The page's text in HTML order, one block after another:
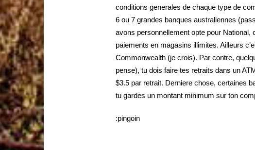
conditions generales de chaque type de
6 ou 7 grandes banques australiennes
avons personnellement opte pour
paiements en magasins illimites. Ailleurs
Commonwealth (je crois). Par contre,
pense), tu dois faire tes retraits dans un
$3.5 par retrait. Derniere chose, certaines
tu gardes un montant minimum sur ton
:pingoin